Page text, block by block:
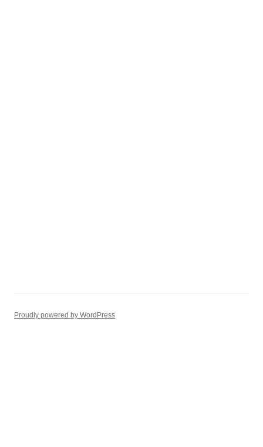
Proudly powered by WordPress